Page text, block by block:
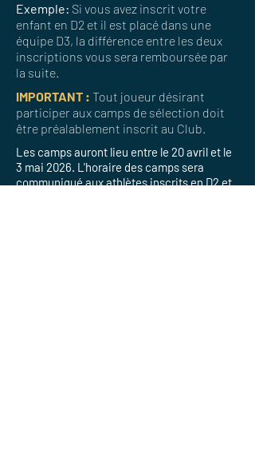
Exemple: Si vous avez inscrit votre
enfant en D2 et il est placé dans une
équipe D3, la différence entre les deux
inscriptions vous sera remboursée par
la suite.
IMPORTANT : Tout joueur désirant
participer aux camps de sélection doit
être préalablement inscrit au Club.
Les camps auront lieu entre le 20 avril et le
3 mai 2026. L'horaire des camps sera
communiqué aux athlètes inscrits en D2 et